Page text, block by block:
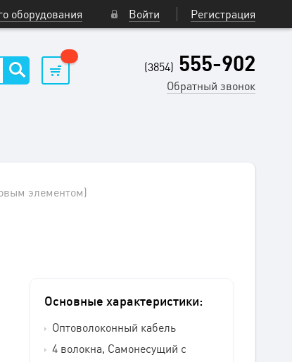
оборудования Войти Регистрация
(3854) 555-902
Обратный звонок
элементом)
Основные характеристики:
Оптоволоконный кабель
4 волокна, Самонесущий с